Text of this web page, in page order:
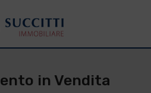
in Vendita